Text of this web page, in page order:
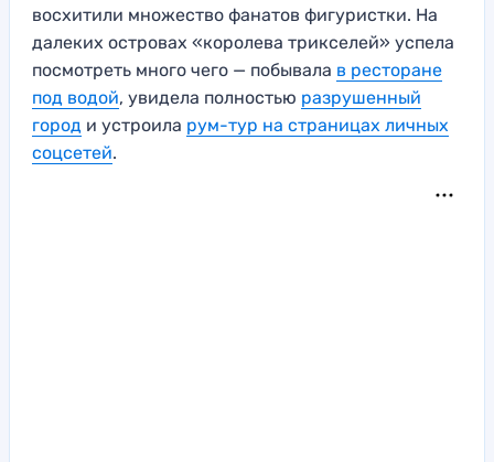
восхитили множество фанатов фигуристки. На
далеких островах «королева трикселей» успела
посмотреть много чего — побывала в ресторане
под водой, увидела полностью разрушенный
город и устроила рум-тур на страницах личных
соцсетей.